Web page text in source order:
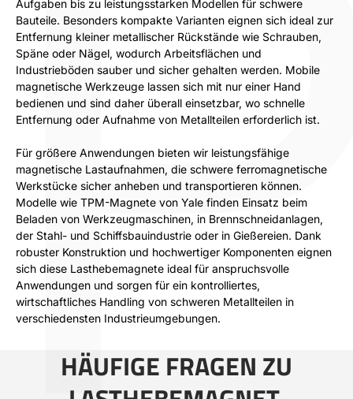
Aufgaben bis zu leistungsstarken Modellen für schwere
Bauteile. Besonders kompakte Varianten eignen sich ideal zur
Entfernung kleiner metallischer Rückstände wie Schrauben,
Späne oder Nägel, wodurch Arbeitsflächen und
Industrieböden sauber und sicher gehalten werden. Mobile
magnetische Werkzeuge lassen sich mit nur einer Hand
bedienen und sind daher überall einsetzbar, wo schnelle
Entfernung oder Aufnahme von Metallteilen erforderlich ist.
Für größere Anwendungen bieten wir leistungsfähige
magnetische Lastaufnahmen, die schwere ferromagnetische
Werkstücke sicher anheben und transportieren können.
Modelle wie TPM-Magnete von Yale finden Einsatz beim
Beladen von Werkzeugmaschinen, in Brennschneidanlagen,
der Stahl- und Schiffsbauindustrie oder in Gießereien. Dank
robuster Konstruktion und hochwertiger Komponenten eignen
sich diese Lasthebemagnete ideal für anspruchsvolle
Anwendungen und sorgen für ein kontrolliertes,
wirtschaftliches Handling von schweren Metallteilen in
verschiedensten Industrieumgebungen.
HÄUFIGE FRAGEN ZU